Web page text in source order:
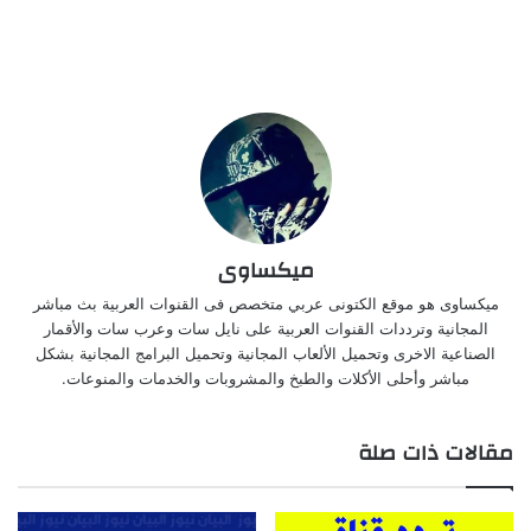
ميكساوى
ميكساوى هو موقع الكتونى عربي متخصص فى القنوات العربية بث مباشر
المجانية وترددات القنوات العربية على نايل سات وعرب سات والأقمار
الصناعية الاخرى وتحميل الألعاب المجانية وتحميل البرامج المجانية بشكل
مباشر وأحلى الأكلات والطبخ والمشروبات والخدمات والمنوعات.
مقالات ذات صلة